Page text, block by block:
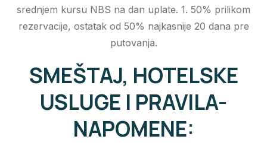
srednjem kursu NBS na dan uplate. 1. 50% prilikom
rezervacije, ostatak od 50% najkasnije 20 dana pre
putovanja.
SMEŠTAJ, HOTELSKE
USLUGE I PRAVILA-
NAPOMENE: